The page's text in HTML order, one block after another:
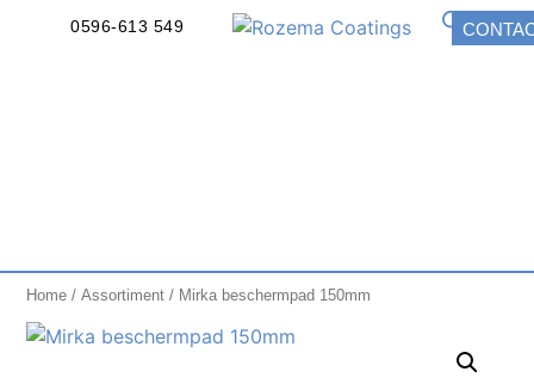
0596-613 549
Home /Assortiment / Mirka beschermpad 150mm